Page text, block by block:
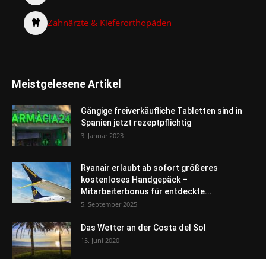
Zahnärzte & Kieferorthopäden
Meistgelesene Artikel
Gängige freiverkäufliche Tabletten sind in
Spanien jetzt rezeptpflichtig
3. Januar 2023
Ryanair erlaubt ab sofort größeres
kostenloses Handgepäck –
Mitarbeiterbonus für entdeckte...
5. September 2025
Das Wetter an der Costa del Sol
15. Juni 2020